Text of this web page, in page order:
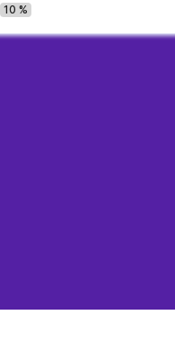
10 %